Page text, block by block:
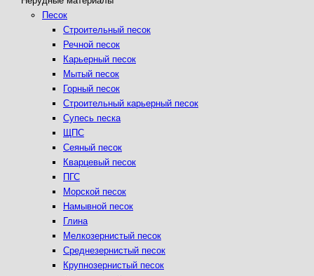
Песок
Строительный песок
Речной песок
Карьерный песок
Мытый песок
Горный песок
Строительный карьерный песок
Супесь песка
ЩПС
Сеяный песок
Кварцевый песок
ПГС
Морской песок
Намывной песок
Глина
Мелкозернистый песок
Среднезернистый песок
Крупнозернистый песок